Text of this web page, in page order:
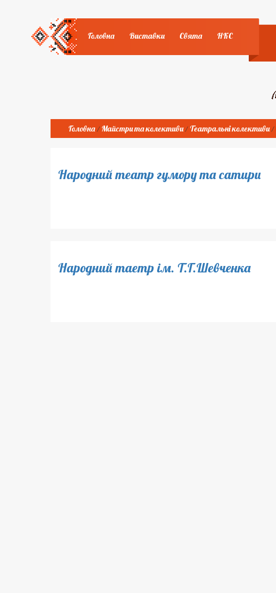
Головна Виставки Свята НКС
Головна / Майстри та колективи / Театральні колективи /
Народний театр гумору та сатири
Народний таетр ім. Т.Г.Шевченка